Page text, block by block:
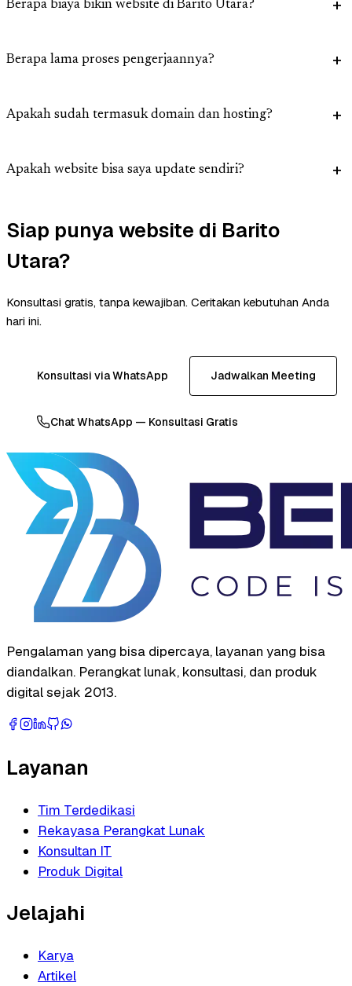
Berapa biaya bikin website di Barito Utara?
Berapa lama proses pengerjaannya?
Apakah sudah termasuk domain dan hosting?
Apakah website bisa saya update sendiri?
Siap punya website di Barito
Utara?
Konsultasi gratis, tanpa kewajiban. Ceritakan kebutuhan Anda
hari ini.
Konsultasi via WhatsApp Jadwalkan Meeting
Chat WhatsApp — Konsultasi Gratis
Pengalaman yang bisa dipercaya, layanan yang bisa
diandalkan. Perangkat lunak, konsultasi, dan produk
digital sejak 2013.
Layanan
Tim Terdedikasi
Rekayasa Perangkat Lunak
Konsultan IT
Produk Digital
Jelajahi
Karya
Artikel